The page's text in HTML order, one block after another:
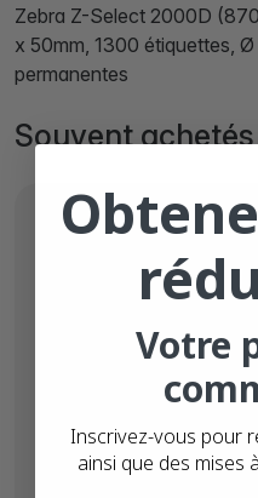
Zebra Z-Select 2000D
x 50mm, 1300 étiquettes, Ø
permanentes
Souvent
Dès
Votre
Inscrivez-vous pour
ainsi que des mises